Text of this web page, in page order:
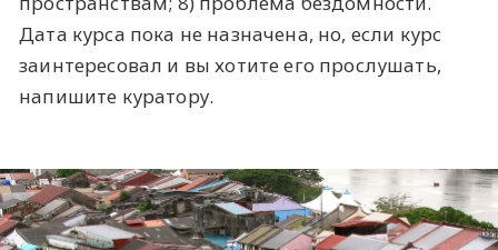
Дата курса пока не назначена, но, если курс
заинтересовал и вы хотите его прослушать,
напишите куратору.